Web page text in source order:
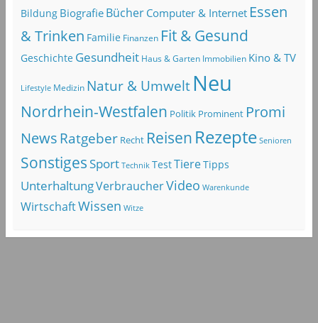
Bildung Biografie Bücher Computer & Internet Essen
& Trinken Familie Finanzen Fit & Gesund
Geschichte Gesundheit Haus & Garten Immobilien Kino & TV
Lifestyle Medizin Natur & Umwelt Neu
Nordrhein-Westfalen Politik Prominent Promi
NewsRatgeber Recht Reisen Rezepte Senioren
SonstigesSport Technik TestTiereTipps
UnterhaltungVerbraucherVideo Warenkunde
WirtschaftWissen Witze